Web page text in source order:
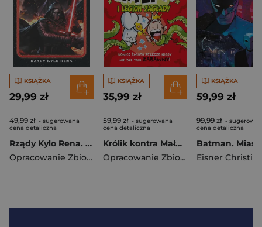
KSIĄŻKA
29,99 zł
49,99 zł - sugerowana
cena detaliczna
Rządy Kylo Rena. Star Wars. Dziedzictwo Vadera. Tom 1
Opracowanie Zbiorowe
KSIĄŻKA
35,99 zł
59,99 zł - sugerowana
cena detaliczna
Królik kontra Małpa i legion zagłady. Tom 3
Opracowanie Zbiorowe
KSIĄŻKA
59,99 zł
99,99 zł -
cena detaliczna